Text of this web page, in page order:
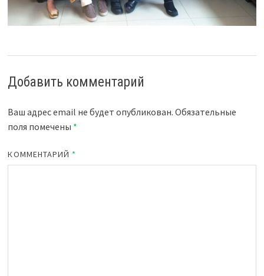
Добавить комментарий
Ваш адрес email не будет опубликован. Обязательные
поля помечены *
КОММЕНТАРИЙ *